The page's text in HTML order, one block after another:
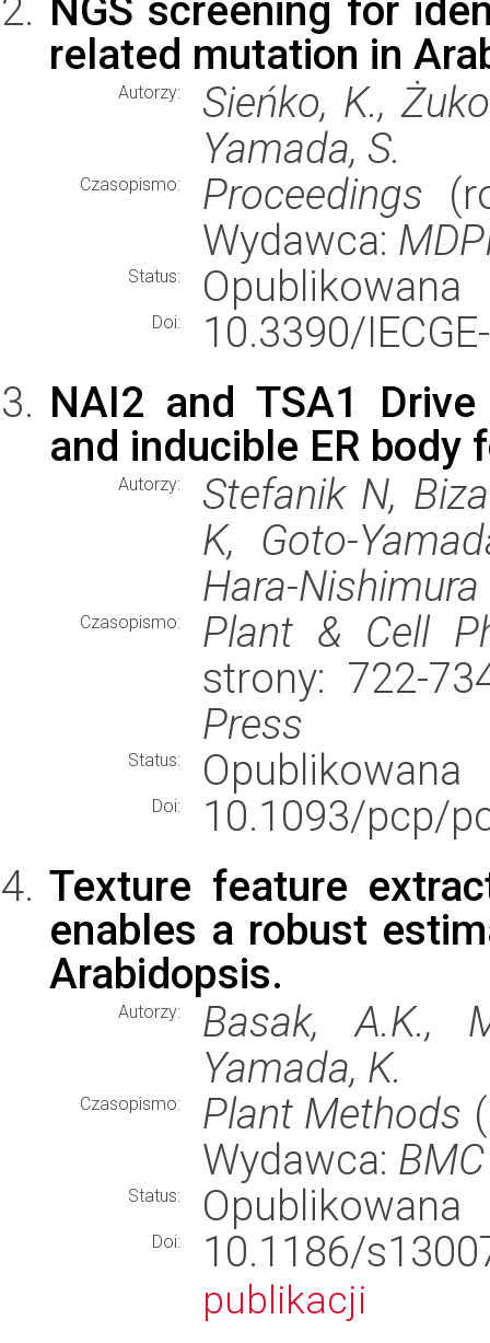
NGS screening for
related mutation in
Autorzy:
Sieńko, K.,
Yamada, S.
Czasopismo: Proceedings
Wydawca:
Status: Opublikowana
Doi:
10.3390/
NAI2 and TSA1
and inducible ER body
Autorzy:
Stefanik N,
K, Goto-
Hara-Nishimura
Czasopismo:
Plant & Cell
strony: 722-
Press
Status: Opublikowana
Doi:
10.1093/pcp/
Texture feature
enables a robust
Arabidopsis.
Autorzy:
Basak, A.K.,
Yamada, K.
Czasopismo: Plant Methods
Wydawca: BMC
Status: Opublikowana
Doi: 10.1186/
publikacji